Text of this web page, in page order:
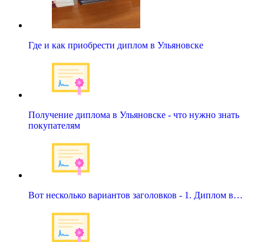
Где и как приобрести диплом в Ульяновске
Получение диплома в Ульяновске - что нужно знать
покупателям
Вот несколько вариантов заголовков - 1. Диплом в…